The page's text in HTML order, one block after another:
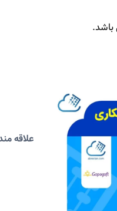
باشد.
علاقه